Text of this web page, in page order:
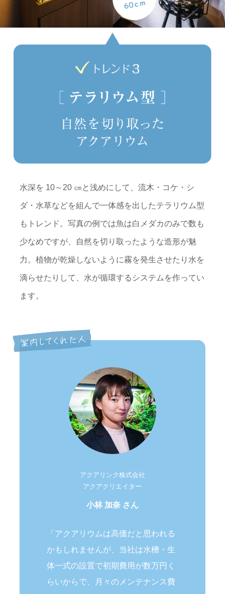
水深を 10～20 ㎝と浅めにして、流木・コケ・シ
ダ・水草などを組んで一体感を出したテラリウム型
もトレンド。写真の例では魚は白メダカのみで数も
少なめですが、自然を切り取ったような造形が魅
力。植物が乾燥しないように霧を発生させたり水を
滴らせたりして、水が循環するシステムを作ってい
ます。
アクアリンク株式会社
アクアクリエイター
小林 加奈 さん
「アクアリウムは高価だと思われる
かもしれませんが、当社は水槽・生
体一式の設置で初期費用が数万円く
らいからで、月々のメンテナンス費